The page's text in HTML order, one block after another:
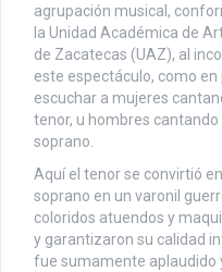
agrupación musical,
la Unidad Académica de
de Zacatecas (UAZ), al
este espectáculo, como
escuchar a mujeres
tenor, u hombres cantando
soprano.
Aquí el tenor se convirtió
soprano en un varonil
coloridos atuendos y
y garantizaron su calidad
fue sumamente aplaudido